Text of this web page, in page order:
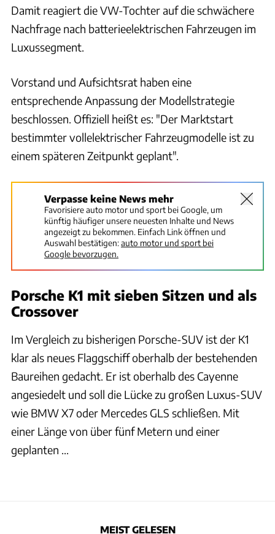
Damit reagiert die VW-Tochter auf die schwächere
Nachfrage nach batterieelektrischen Fahrzeugen im
Luxussegment.
Vorstand und Aufsichtsrat haben eine
entsprechende Anpassung der Modellstrategie
beschlossen. Offiziell heißt es: "Der Marktstart
bestimmter vollelektrischer Fahrzeugmodelle ist zu
einem späteren Zeitpunkt geplant".
Verpasse keine News mehr
Favorisiere auto motor und sport bei Google, um
künftig häufiger unsere neuesten Inhalte und News
angezeigt zu bekommen. Einfach Link öffnen und
Auswahl bestätigen:auto motor und sport bei
Google bevorzugen.
Porsche K1 mit sieben Sitzen und als
Crossover
Im Vergleich zu bisherigen Porsche-SUV ist der K1
klar als neues Flaggschiff oberhalb der bestehenden
Baureihen gedacht. Er ist oberhalb des Cayenne
angesiedelt und soll die Lücke zu großen Luxus-SUV
wie BMW X7 oder Mercedes GLS schließen. Mit
einer Länge von über fünf Metern und einer
geplanten ...
MEIST GELESEN